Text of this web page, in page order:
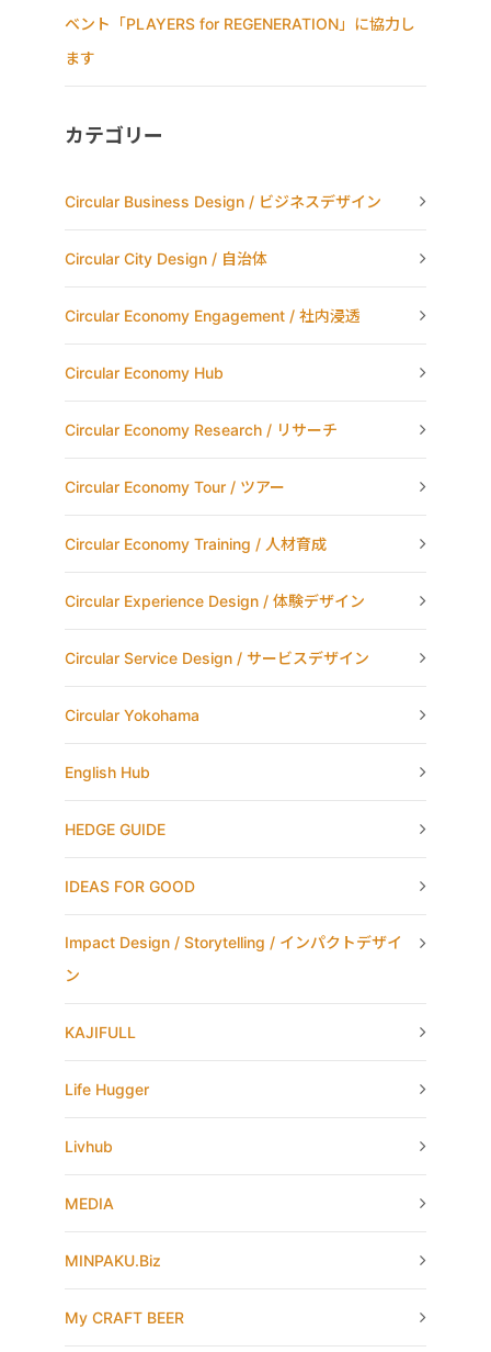
ベント「PLAYERS for REGENERATION」に協力し
ます
カテゴリー
Circular Business Design / ビジネスデザイン
Circular City Design / 自治体
Circular Economy Engagement / 社内浸透
Circular Economy Hub
Circular Economy Research / リサーチ
Circular Economy Tour / ツアー
Circular Economy Training / 人材育成
Circular Experience Design / 体験デザイン
Circular Service Design / サービスデザイン
Circular Yokohama
English Hub
HEDGE GUIDE
IDEAS FOR GOOD
Impact Design / Storytelling / インパクトデザイ
ン
KAJIFULL
Life Hugger
Livhub
MEDIA
MINPAKU.Biz
My CRAFT BEER